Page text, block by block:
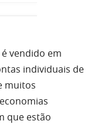
vendido em
individuais de
muitos
que estão